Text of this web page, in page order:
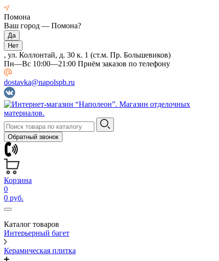
Помона
Ваш город — Помона?
, ул. Коллонтай, д. 30 к. 1 (ст.м. Пр. Большевиков)
Пн—Вс 10:00—21:00 Приём заказов по телефону
dostavka@napolspb.ru
Обратный звонок
Корзина
0
0 руб.
Каталог товаров
Интерьерный багет
Керамическая плитка